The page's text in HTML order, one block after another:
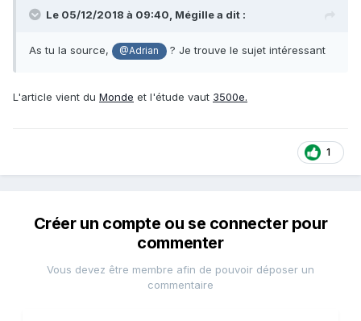
Le 05/12/2018 à 09:40, Mégillea dit :
As tu la source, @Adrian ? Je trouve le sujet intéressant
L'article vient du Monde et l'étude vaut 3500e.
1
Créer un compte ou se connecter pour
commenter
Vous devez être membre afin de pouvoir déposer un
commentaire